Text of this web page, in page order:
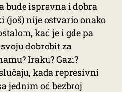
bude ispravna i dobra
(još) nije ostvario onako
kad je i gde pa
dobrobit za
Iraku? Gazi?
kada represivni
jednim od bezbroj